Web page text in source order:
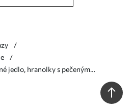
jedlo, hranolky s pečeným